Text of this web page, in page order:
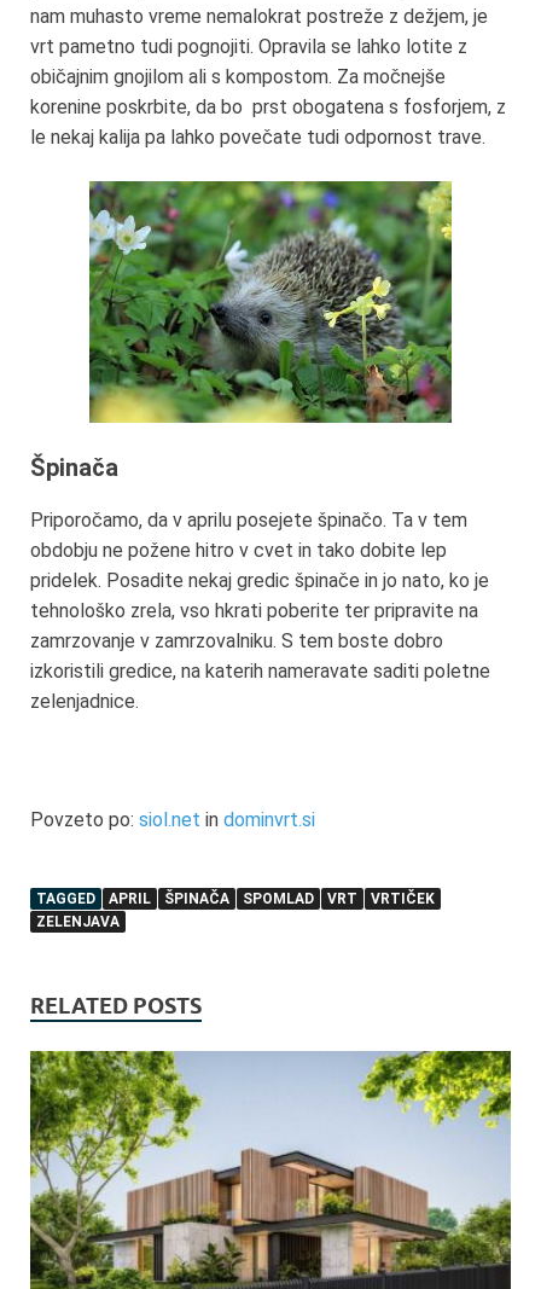
nam muhasto vreme nemalokrat postreže z dežjem, je
vrt pametno tudi pognojiti. Opravila se lahko lotite z
običajnim gnojilom ali s kompostom. Za močnejše
korenine poskrbite, da bo prst obogatena s fosforjem, z
le nekaj kalija pa lahko povečate tudi odpornost trave.
Špinača
Priporočamo, da v aprilu posejete špinačo. Ta v tem
obdobju ne požene hitro v cvet in tako dobite lep
pridelek. Posadite nekaj gredic špinače in jo nato, ko je
tehnološko zrela, vso hkrati poberite ter pripravite na
zamrzovanje v zamrzovalniku. S tem boste dobro
izkoristili gredice, na katerih nameravate saditi poletne
zelenjadnice.
Povzeto po: siol.net in dominvrt.si
TAGGED APRIL ŠPINAČA SPOMLAD VRT
VRTIČEK
ZELENJAVA
RELATED POSTS